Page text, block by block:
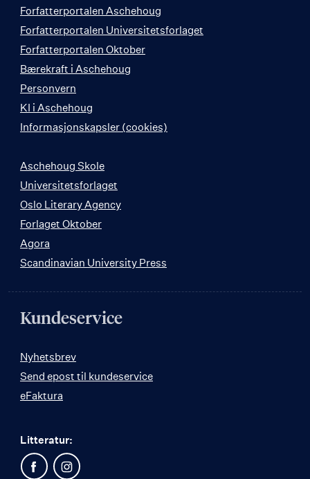
Forfatterportalen Aschehoug
Forfatterportalen Universitetsforlaget
Forfatterportalen Oktober
Bærekraft i Aschehoug
Personvern
KI i Aschehoug
Informasjonskapsler (cookies)
Aschehoug Skole
Universitetsforlaget
Oslo Literary Agency
Forlaget Oktober
Agora
Scandinavian University Press
Kundeservice
Nyhetsbrev
Send epost til kundeservice
eFaktura
Litteratur: